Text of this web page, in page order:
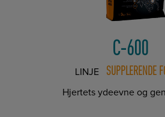
C-600
LINJE SUPPLERENDE
Hjertets ydeevne og